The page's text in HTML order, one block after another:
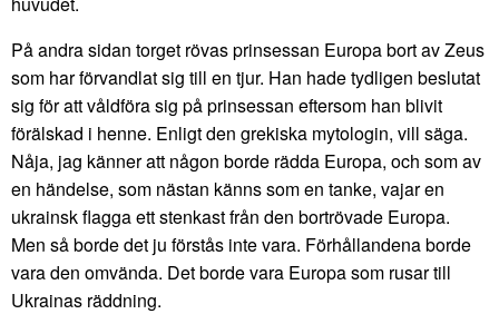
På andra sidan torget rövas prinsessan Europa bort av Zeus
som har förvandlat sig till en tjur. Han hade tydligen beslutat
sig för att våldföra sig på prinsessan eftersom han blivit
förälskad i henne. Enligt den grekiska mytologin, vill säga.
Nåja, jag känner att någon borde rädda Europa, och som av
en händelse, som nästan känns som en tanke, vajar en
ukrainsk flagga ett stenkast från den bortrövade Europa.
Men så borde det ju förstås inte vara. Förhållandena borde
vara den omvända. Det borde vara Europa som rusar till
Ukrainas räddning.